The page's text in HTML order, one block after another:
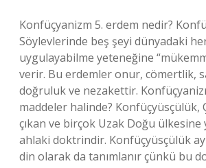
Konfüçyanizm 5. erdem nedir?
Söylevlerinde beş şeyi dünyadaki
uygulayabilme yeteneğine
verir. Bu erdemler onur, cömertlik,
doğruluk ve nezakettir.
maddeler halinde? Konfüçyüsçülük,
çıkan ve birçok Uzak Doğu ülkesine
ahlaki doktrindir. Konfüçyüsçülük
din olarak da tanımlanır çünkü bu